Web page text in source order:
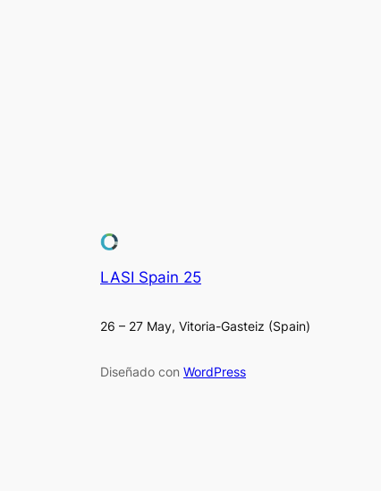
LASI Spain 25
26 – 27 May, Vitoria-Gasteiz (Spain)
Diseñado con WordPress